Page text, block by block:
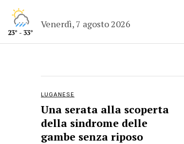
23° - 33°
Venerdì, 7 agosto 2026
LUGANESE
Una serata alla scoperta
della sindrome delle
gambe senza riposo